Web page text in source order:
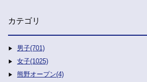
カテゴリ
男子(701)
女子(1025)
熊野オープン(4)